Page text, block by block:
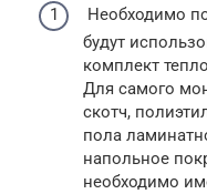
Необходимо
будут
комплект
Для самого
скотч,
пола
напольное
необходимо